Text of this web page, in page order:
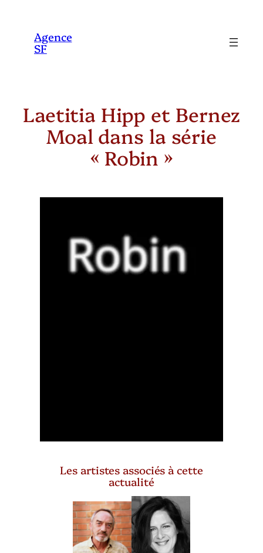
contenu
Agence
SF
Laetitia Hipp et Bernez
Moal dans la série
« Robin »
Les artistes associés à cette
actualité